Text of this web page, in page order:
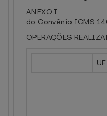
ANEXO I
do Convênio ICMS
OPERAÇÕES
UF